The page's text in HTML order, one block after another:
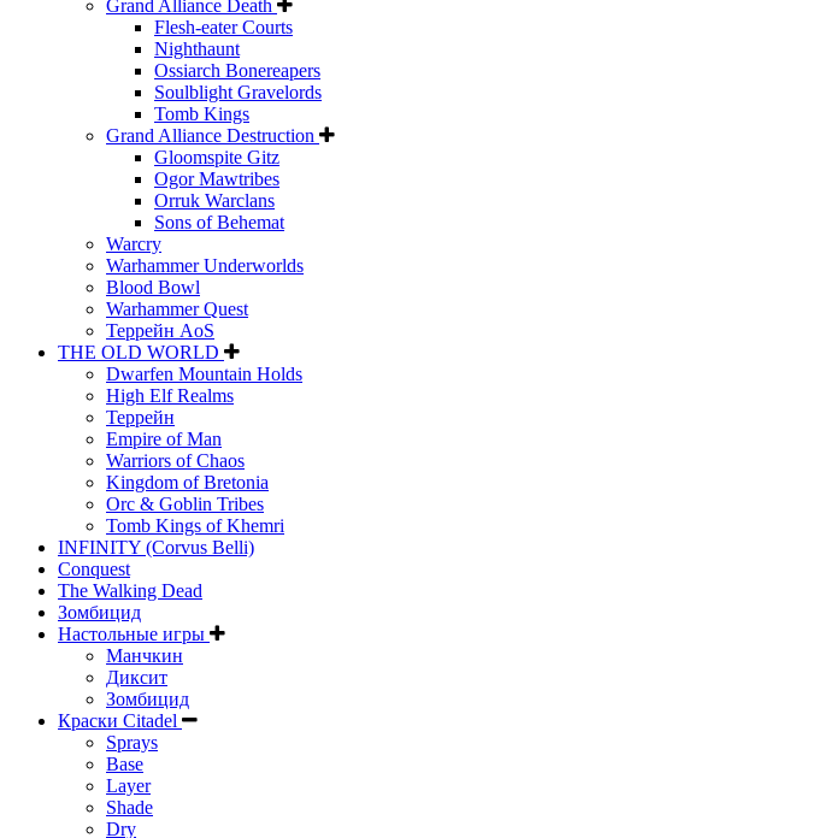
Grand Alliance Death
Flesh-eater Courts
Nighthaunt
Ossiarch Bonereapers
Soulblight Gravelords
Tomb Kings
Grand Alliance Destruction
Gloomspite Gitz
Ogor Mawtribes
Orruk Warclans
Sons of Behemat
Warcry
Warhammer Underworlds
Blood Bowl
Warhammer Quest
Террейн AoS
THE OLD WORLD
Dwarfen Mountain Holds
High Elf Realms
Террейн
Empire of Man
Warriors of Chaos
Kingdom of Bretonia
Orc & Goblin Tribes
Tomb Kings of Khemri
INFINITY (Corvus Belli)
Conquest
The Walking Dead
Зомбицид
Настольные игры
Манчкин
Диксит
Зомбицид
Краски Citadel
Sprays
Base
Layer
Shade
Dry